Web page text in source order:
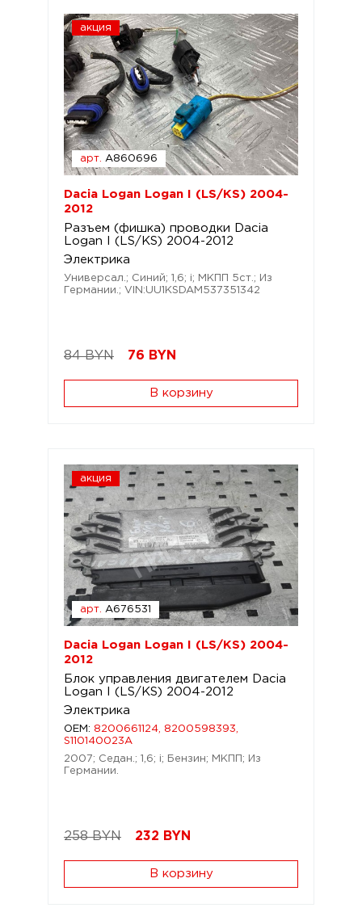
акция
арт. A860696
Dacia Logan Logan I (LS/KS) 2004-
2012
Разъем (фишка) проводки Dacia
Logan I (LS/KS) 2004-2012
Электрика
Универсал.; Синий; 1,6; i; МКПП 5ст.; Из
Германии.; VIN:UU1KSDAM537351342
84 BYN 76 BYN
В корзину
акция
арт. A676531
Dacia Logan Logan I (LS/KS) 2004-
2012
Блок управления двигателем Dacia
Logan I (LS/KS) 2004-2012
Электрика
OEM: 8200661124, 8200598393,
S110140023A
2007; Седан.; 1,6; i; Бензин; МКПП; Из
Германии.
258 BYN 232 BYN
В корзину